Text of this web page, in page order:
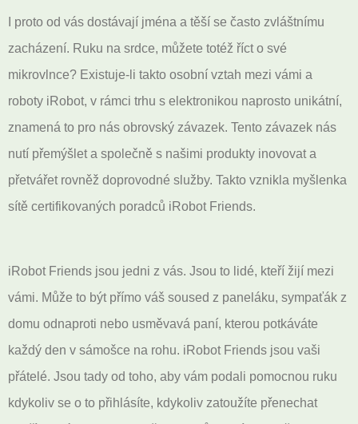
I proto od vás dostávají jména a těší se často zvláštnímu
zacházení. Ruku na srdce, můžete totéž říct o své
mikrovlnce? Existuje-li takto osobní vztah mezi vámi a
roboty iRobot, v rámci trhu s elektronikou naprosto unikátní,
znamená to pro nás obrovský závazek. Tento závazek nás
nutí přemýšlet a společně s našimi produkty inovovat a
přetvářet rovněž doprovodné služby. Takto vznikla myšlenka
sítě certifikovaných poradců iRobot Friends.
iRobot Friends jsou jedni z vás. Jsou to lidé, kteří žijí mezi
vámi. Může to být přímo váš soused z paneláku, sympaťák z
domu odnaproti nebo usměvavá paní, kterou potkáváte
každý den v sámošce na rohu. iRobot Friends jsou vaši
přátelé. Jsou tady od toho, aby vám podali pomocnou ruku
kdykoliv se o to přihlásíte, kdykoliv zatoužíte přenechat